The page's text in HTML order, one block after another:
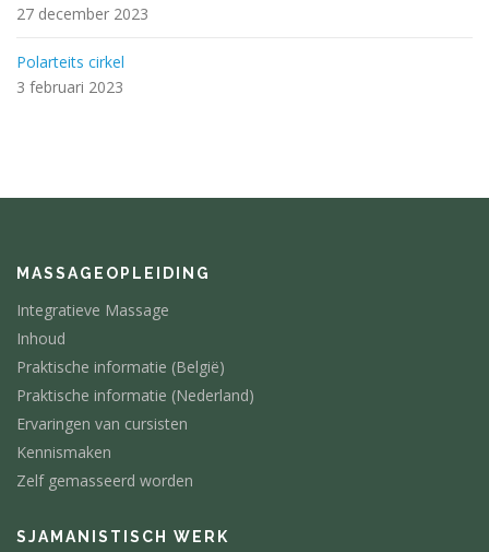
27 december 2023
Polarteits cirkel
3 februari 2023
MASSAGEOPLEIDING
Integratieve Massage
Inhoud
Praktische informatie (België)
Praktische informatie (Nederland)
Ervaringen van cursisten
Kennismaken
Zelf gemasseerd worden
SJAMANISTISCH WERK